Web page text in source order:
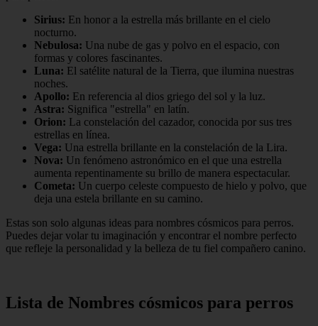
Sirius: En honor a la estrella más brillante en el cielo
nocturno.
Nebulosa: Una nube de gas y polvo en el espacio, con
formas y colores fascinantes.
Luna: El satélite natural de la Tierra, que ilumina nuestras
noches.
Apollo: En referencia al dios griego del sol y la luz.
Astra: Significa "estrella" en latín.
Orion: La constelación del cazador, conocida por sus tres
estrellas en línea.
Vega: Una estrella brillante en la constelación de la Lira.
Nova: Un fenómeno astronómico en el que una estrella
aumenta repentinamente su brillo de manera espectacular.
Cometa: Un cuerpo celeste compuesto de hielo y polvo, que
deja una estela brillante en su camino.
Estas son solo algunas ideas para nombres cósmicos para perros.
Puedes dejar volar tu imaginación y encontrar el nombre perfecto
que refleje la personalidad y la belleza de tu fiel compañero canino.
Lista de Nombres cósmicos para perros